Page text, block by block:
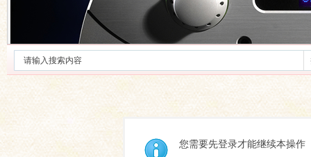
您需要先登录才能继续本操作